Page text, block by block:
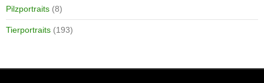
Pilzportraits (8)
Tierportraits (193)